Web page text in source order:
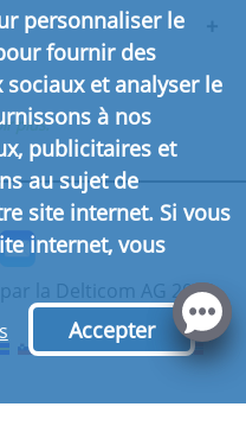
plus.
la Delticom AG 2026
personnaliser le
fournir des
et analyser le
à nos
publicitaires et
au sujet de
site internet. Si vous
internet, vous
Accepter